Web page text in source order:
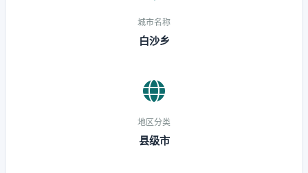
城市名称
白沙乡
地区分类
县级市